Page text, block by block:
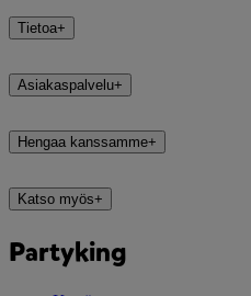
Tietoa+
Asiakaspalvelu+
Hengaa kanssamme+
Katso myös+
Partyking